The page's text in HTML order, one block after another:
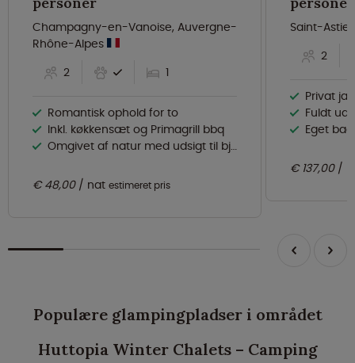
Champagny-en-Vanoise, Auvergne-
Rhône-Alpes
2
1
Romantisk ophold for to
Inkl. køkkensæt og Primagrill bbq
Omgivet af natur med udsigt til bjergene
€ 48,00 nat estimeret pris
Saint-
2
Privat
Fuldt
Eget
€ 137,00
Populære glampingpladser i området
Huttopia Winter Chalets – Camping